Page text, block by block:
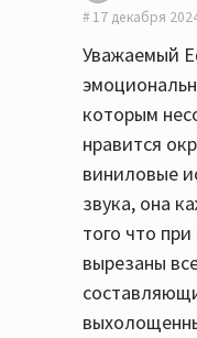
17 декабря
Уважаемый
которым
нравится
виниловые
звука, она
того что
вырезаны